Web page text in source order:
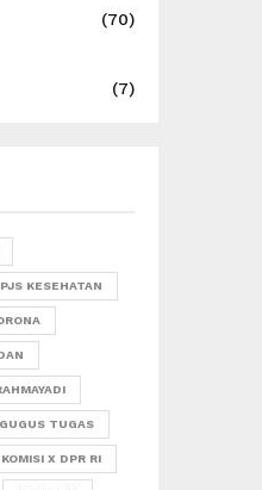
(70)
(7)
KESEHATAN
GUGUS TUGAS
KOMISI X DPR RI